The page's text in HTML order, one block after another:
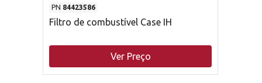
PN 84423586
Filtro de combustível Case IH
Ver Preço